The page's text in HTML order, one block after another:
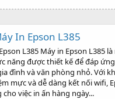
In Epson L385
L385 Máy in Epson L385
năng được thiết kế để đáp
đình và văn phòng nhỏ. Với
mực và dễ dàng kết nối wifi,
việc in ấn hàng ngày...